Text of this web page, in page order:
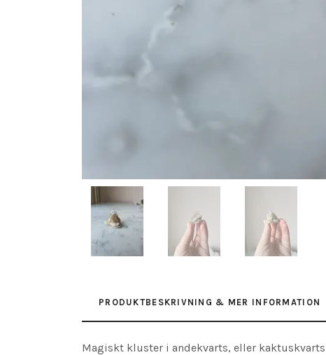
PRODUKTBESKRIVNING & MER INFORMATION
Magiskt kluster i andekvarts, eller kaktuskvarts